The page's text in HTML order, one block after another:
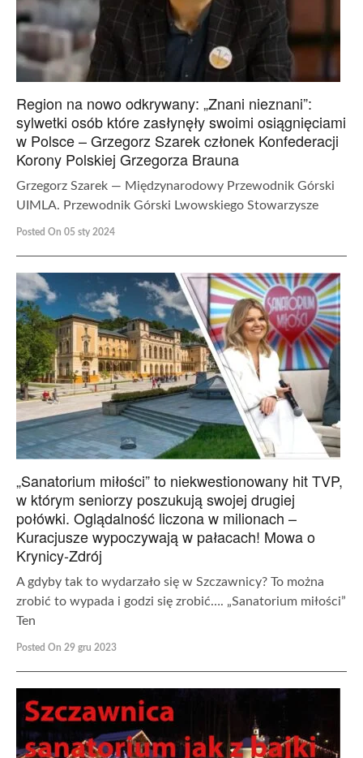
Region na nowo odkrywany: „Znani nieznani”:
sylwetki osób które zasłynęły swoimi osiągnięciami
w Polsce – Grzegorz Szarek członek Konfederacji
Korony Polskiej Grzegorza Brauna
Grzegorz Szarek — Międzynarodowy Przewodnik Górski
UIMLA. Przewodnik Górski Lwowskiego Stowarzysze
Posted On 05 sty 2024
„Sanatorium miłości” to niekwestionowany hit TVP,
w którym seniorzy poszukują swojej drugiej
połówki. Oglądalność liczona w milionach –
Kuracjusze wypoczywają w pałacach! Mowa o
Krynicy-Zdrój
A gdyby tak to wydarzało się w Szczawnicy? To można
zrobić to wypada i godzi się zrobić…. „Sanatorium miłości”
Ten
Posted On 29 gru 2023